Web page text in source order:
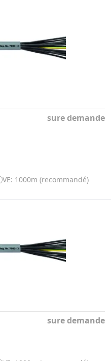
sure demande
VE: 1000m (recommandé)
sure demande